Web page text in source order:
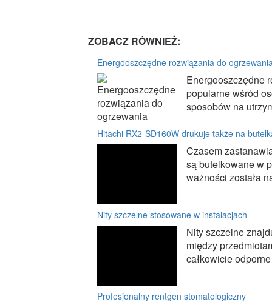
ZOBACZ RÓWNIEŻ:
Energooszczędne rozwiązania do
Energooszczędne
popularne wśród
sposobów na
Hitachi RX2-SD160W drukuje także na
Czasem
są butelkowane w
ważności została
Nity szczelne stosowane w instalacjach
Nity szczelne
między
całkowicie
Profesjonalny rentgen stomatologiczny